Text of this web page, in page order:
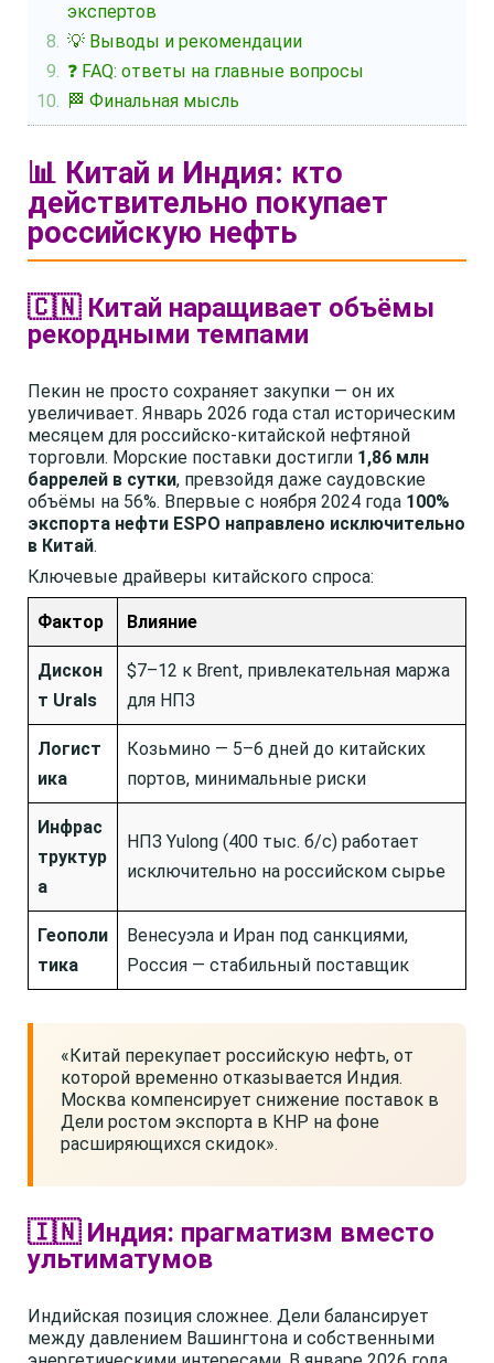
экспертов
💡 Выводы и рекомендации
❓ FAQ: ответы на главные вопросы
🏁 Финальная мысль
📊 Китай и Индия: кто
действительно покупает
российскую нефть
🇨🇳 Китай наращивает объёмы
рекордными темпами
Пекин не просто сохраняет закупки — он их
увеличивает. Январь 2026 года стал историческим
месяцем для российско-китайской нефтяной
торговли. Морские поставки достигли 1,86 млн
баррелей в сутки, превзойдя даже саудовские
объёмы на 56%. Впервые с ноября 2024 года 100%
экспорта нефти ESPO направлено исключительно
в Китай.
Ключевые драйверы китайского спроса:
Фактор Влияние
Дискон
т Urals
$7–12 к Brent, привлекательная маржа
для НПЗ
Логист
ика
Козьмино — 5–6 дней до китайских
портов, минимальные риски
Инфрас
труктур
а
НПЗ Yulong (400 тыс. б/с) работает
исключительно на российском сырье
Геополи
тика
Венесуэла и Иран под санкциями,
Россия — стабильный поставщик
«Китай перекупает российскую нефть, от
которой временно отказывается Индия.
Москва компенсирует снижение поставок в
Дели ростом экспорта в КНР на фоне
расширяющихся скидок».
🇮🇳 Индия: прагматизм вместо
ультиматумов
Индийская позиция сложнее. Дели балансирует
между давлением Вашингтона и собственными